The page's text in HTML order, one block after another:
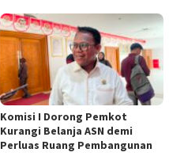
Komisi I Dorong Pemkot
Kurangi Belanja ASN demi
Perluas Ruang Pembangunan